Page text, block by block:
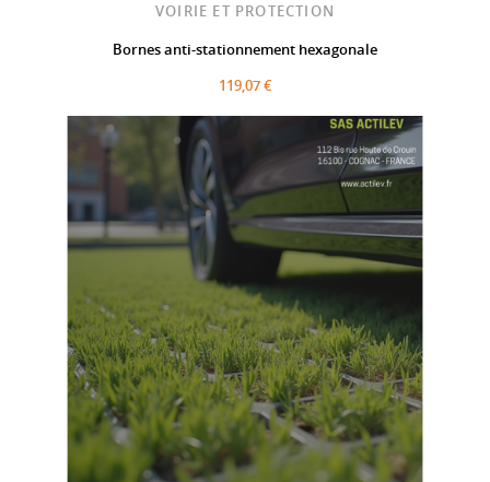
VOIRIE ET PROTECTION
Bornes anti-stationnement hexagonale
119,07 €